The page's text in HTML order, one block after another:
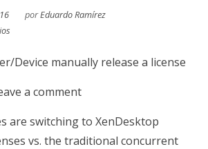
porEduardo Ramírez
Device manually release a license
a comment
are switching to XenDesktop
vs. the traditional concurrent